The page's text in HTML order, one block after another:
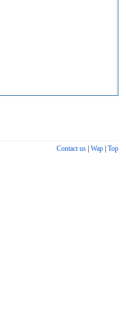
Contact us| Wap| Top